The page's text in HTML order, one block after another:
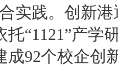
实践。创新
托“1121”产学
成92个校企创